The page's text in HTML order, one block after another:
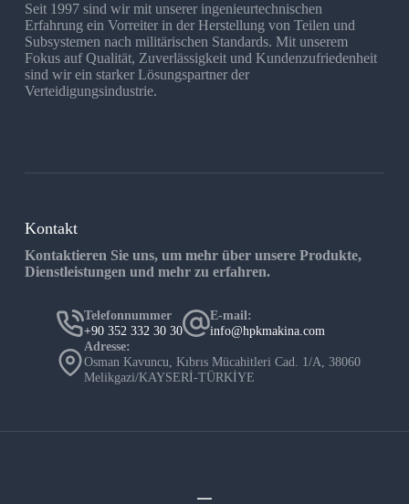
Seit 1997 sind wir mit unserer ingenieurtechnischen
Erfahrung ein Vorreiter in der Herstellung von Teilen und
Subsystemen nach militärischen Standards. Mit unserem
Fokus auf Qualität, Zuverlässigkeit und Kundenzufriedenheit
sind wir ein starker Lösungspartner der
Verteidigungsindustrie.
Kontakt
Kontaktieren Sie uns, um mehr über unsere Produkte,
Dienstleistungen und mehr zu erfahren.
Telefonnummer
+90 352 332 30 30
E-mail:
info@hpkmakina.com
Adresse:
Osman Kavuncu, Kıbrıs Mücahitleri Cad. 1/A, 38060
Melikgazi/KAYSERİ-TÜRKİYE